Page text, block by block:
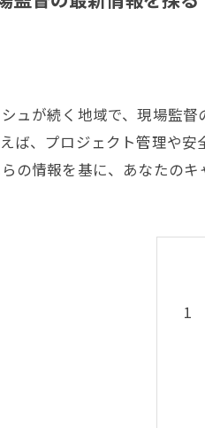
ュが続く地域で、現場監
ば、プロジェクト管理や
の情報を基に、あなたのキ